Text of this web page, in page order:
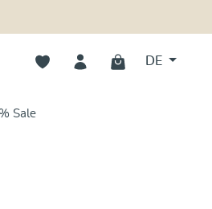
Du hast 0 Produkte auf dem
DE
% Sale